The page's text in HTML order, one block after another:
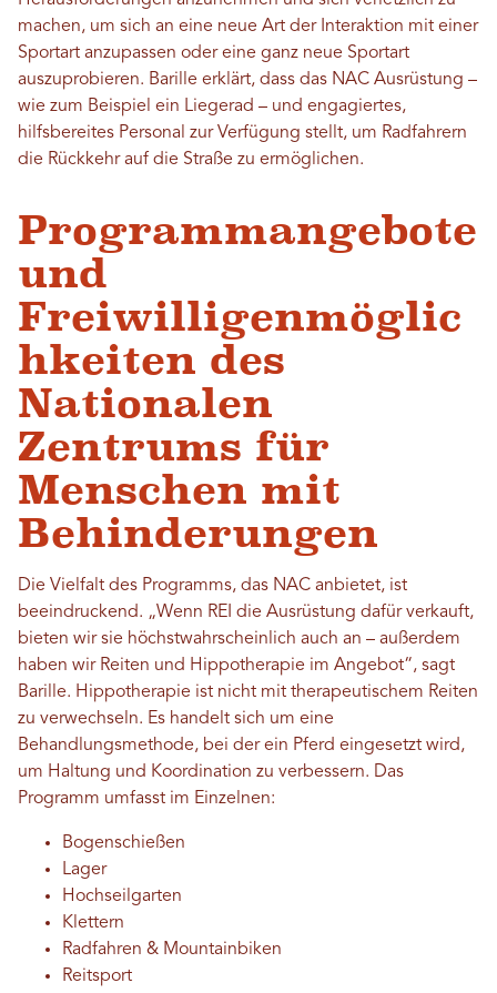
machen, um sich an eine neue Art der Interaktion mit einer
Sportart anzupassen oder eine ganz neue Sportart
auszuprobieren. Barille erklärt, dass das NAC Ausrüstung –
wie zum Beispiel ein Liegerad – und engagiertes,
hilfsbereites Personal zur Verfügung stellt, um Radfahrern
die Rückkehr auf die Straße zu ermöglichen.
Programmangebote
und
Freiwilligenmöglic
hkeiten des
Nationalen
Zentrums für
Menschen mit
Behinderungen
Die Vielfalt des Programms, das NAC anbietet, ist
beeindruckend. „Wenn REI die Ausrüstung dafür verkauft,
bieten wir sie höchstwahrscheinlich auch an – außerdem
haben wir Reiten und Hippotherapie im Angebot“, sagt
Barille. Hippotherapie ist nicht mit therapeutischem Reiten
zu verwechseln. Es handelt sich um eine
Behandlungsmethode, bei der ein Pferd eingesetzt wird,
um Haltung und Koordination zu verbessern. Das
Programm umfasst im Einzelnen:
Bogenschießen
Lager
Hochseilgarten
Klettern
Radfahren & Mountainbiken
Reitsport